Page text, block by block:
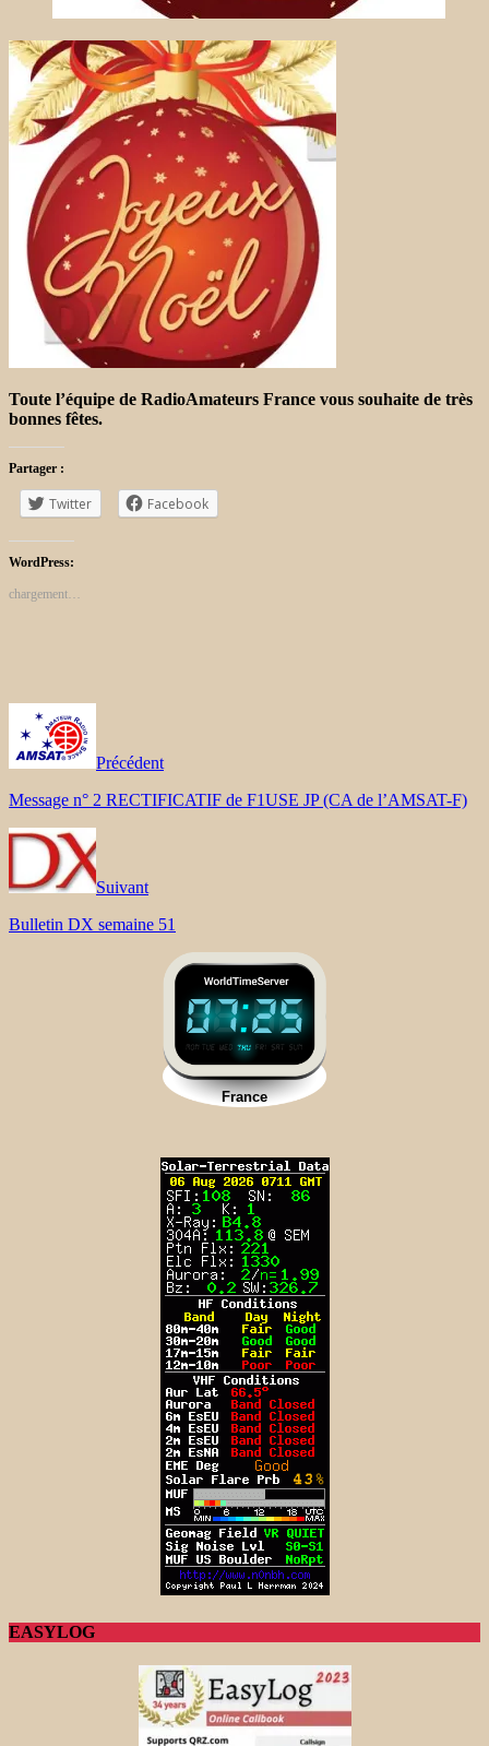
Toute l’équipe de RadioAmateurs France vous souhaite de très
bonnes fêtes.
Partager :
Twitter Facebook
WordPress:
chargement…
Précédent
Message n° 2 RECTIFICATIF de F1USE JP (CA de l’AMSAT-F)
Suivant
Bulletin DX semaine 51
EASYLOG